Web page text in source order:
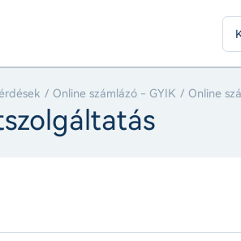
Online számlázó - GYIK Online